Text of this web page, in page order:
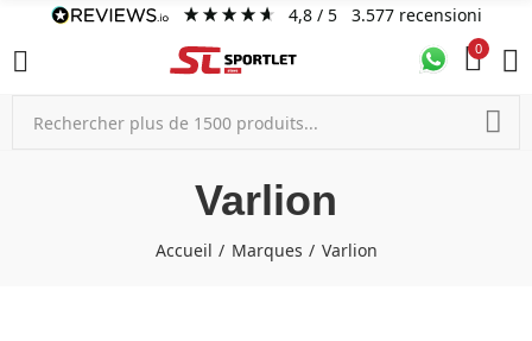
4,8/ 5 3.577 recensioni
0
Varlion
Accueil Marques Varlion